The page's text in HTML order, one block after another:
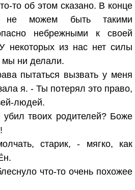
то об этом сказано. В конце
можем быть такими
небрежными к своей
некоторых из нас нет силы
ни делали.
пытаться вызвать у меня
я. - Ты потерял это право,
людей.
убил твоих родителей? Боже
старик, - мягко, как
что-то очень похожее